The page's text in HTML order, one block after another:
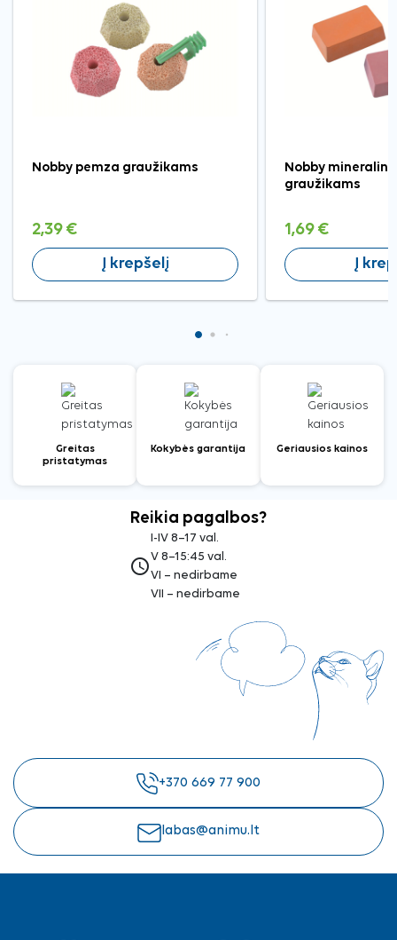
Nobby pemza graužikams
2,39 €
Į krepšelį
Nobby
graužikams
1,69 €
Į
Greitas
pristatymas
Kokybės garantija Geriausios kainos
Reikia pagalbos?
access_time
I-IV 8–17 val.
V 8–15:45 val.
VI – nedirbame
VII – nedirbame
+370 669 77 900
labas@animu.lt